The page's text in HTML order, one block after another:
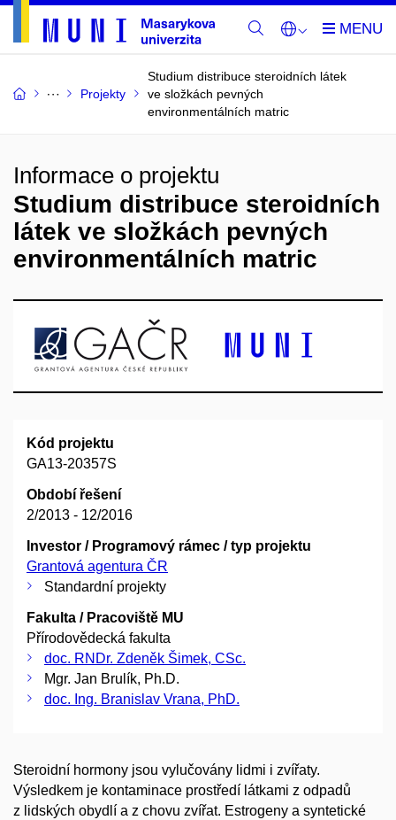
Projekty
Studium distribuce steroidních látek
ve složkách pevných
environmentálních matric
Informace o projektu
Studium distribuce steroidních
látek ve složkách pevných
environmentálních matric
Kód projektu
GA13-20357S
Období řešení
2/2013 - 12/2016
Investor / Programový rámec / typ projektu
Grantová agentura ČR
Standardní projekty
Fakulta / Pracoviště MU
Přírodovědecká fakulta
doc. RNDr. Zdeněk Šimek, CSc.
Mgr. Jan Brulík, Ph.D.
doc. Ing. Branislav Vrana, PhD.
Steroidní hormony jsou vylučovány lidmi i zvířaty.
Výsledkem je kontaminace prostředí látkami z odpadů
z lidských obydlí a z chovu zvířat. Estrogeny a syntetické